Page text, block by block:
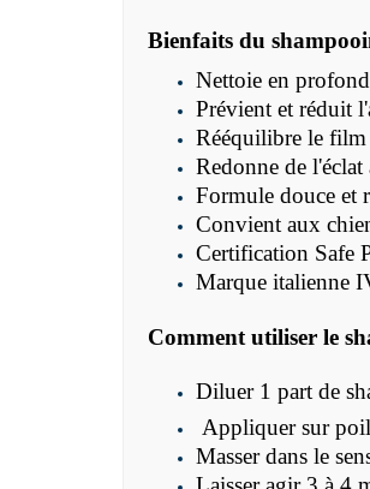
Bienfaits du
Nettoie en
Prévient et réduit
Rééquilibre le
Redonne de
Formule douce et
Convient aux
Certification Safe
Marque italienne
Comment utiliser le
Diluer 1 part de
Appliquer sur
Masser dans le